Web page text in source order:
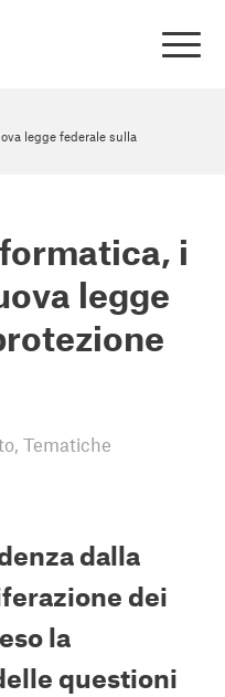
legge federale sulla
i
legge
,Tematiche
dalla
dei
la
questioni